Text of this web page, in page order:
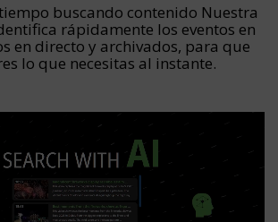
buscando contenido Nuestra
rápidamente los eventos en
en directo y archivados, para que
lo que necesitas al instante.